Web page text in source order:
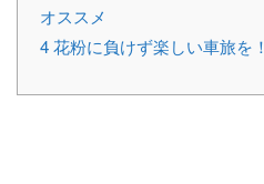
オススメ
4花粉に負けず楽しい車旅を！